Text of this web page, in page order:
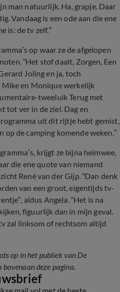
man natuurlijk. Ha, grapje. Daar
Vandaag is een ode aan die ene
is: de tv zelf.”
op waar ze de afgelopen
“Het stof daalt, Zorgen, Een
Joling en ja, toch
en Monique werkelijk
tweeluik Terug met
tot ver in de ziel. Dag en
uit dit rijtje hebt gemist,
de camping komende weken.”
krijgt ze bijna heimwee,
die ene quote van niemand
René van der Gijp. “Dan denk
van een groot, eigentijds tv-
aldus Angela. “Het is na
figuurlijk dan in mijn geval.
zal linksom of rechtsom altijd
op in het publiek van De
deze pagina.